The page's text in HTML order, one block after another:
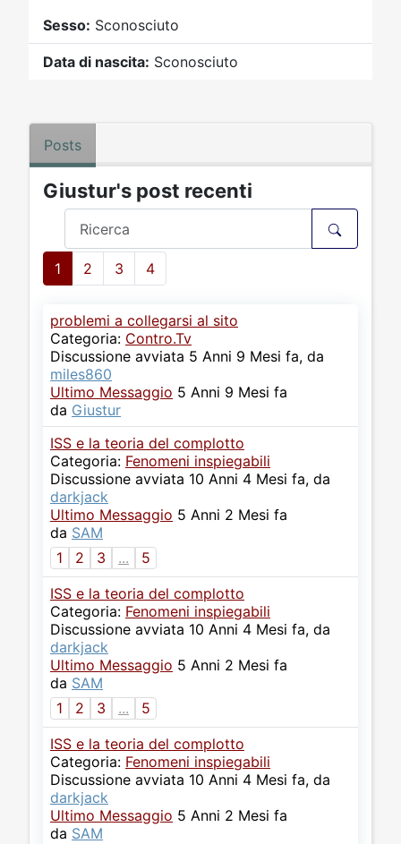
Sesso: Sconosciuto
Data di nascita: Sconosciuto
Posts
Giustur's post recenti
1 2 3 4
problemi a collegarsi al sito
Categoria: Contro.Tv
Discussione avviata 5 Anni 9 Mesi fa, da
miles860
Ultimo Messaggio 5 Anni 9 Mesi fa
da Giustur
ISS e la teoria del complotto
Categoria: Fenomeni inspiegabili
Discussione avviata 10 Anni 4 Mesi fa, da
darkjack
Ultimo Messaggio 5 Anni 2 Mesi fa
da SAM
1
2 3 ...
5
ISS e la teoria del complotto
Categoria: Fenomeni inspiegabili
Discussione avviata 10 Anni 4 Mesi fa, da
darkjack
Ultimo Messaggio 5 Anni 2 Mesi fa
da SAM
1
2 3 ...
5
ISS e la teoria del complotto
Categoria: Fenomeni inspiegabili
Discussione avviata 10 Anni 4 Mesi fa, da
darkjack
Ultimo Messaggio 5 Anni 2 Mesi fa
da SAM